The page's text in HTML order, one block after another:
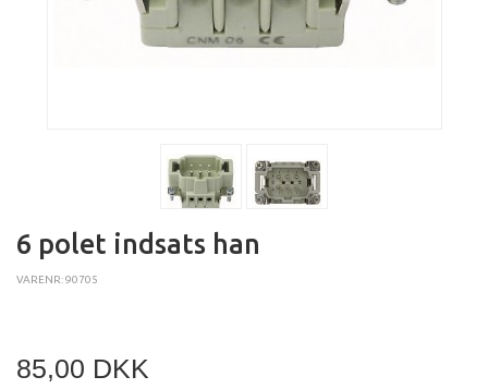
6 polet indsats han
VARENR: 90705
85,00 DKK